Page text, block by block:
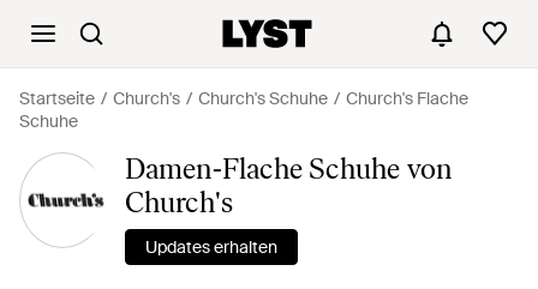
Startseite Church's Church's Schuhe
Church's Flache
Schuhe
Damen-Flache Schuhe von
Church's
Updates erhalten